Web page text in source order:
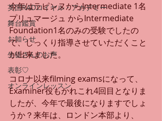
英国RADロイヤル・アカデミー
舞台鑑賞
お知らせ
生徒さんのお声
表彰♡
オンラインレッスン
今年はラピンヌからIntermediate 1名
プリュマージュ からIntermediate
Foundation1名のみの受験でしたの
で、じっくり指導させていただくこと
が出来ました。
コロナ以来filming examsになって、
Examiner役もかれこれ4回目となりま
したが、今年で最後になりますでしょ
うか？来年は、ロンドン本部より、